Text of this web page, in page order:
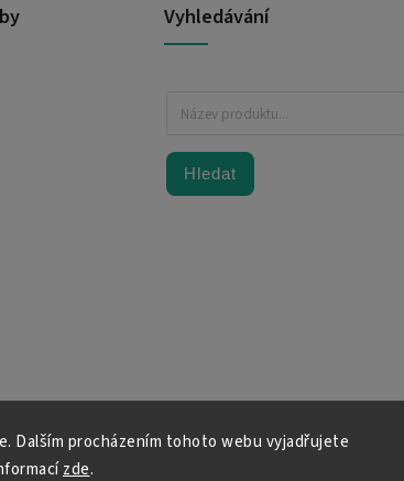
Dalším procházením tohoto webu vyjadřujete
zde.
Vyhledávání
Hledat